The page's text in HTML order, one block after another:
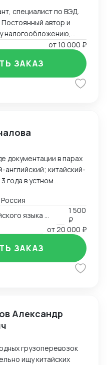
специалист по ВЭД.
автор и
налогообложению,
правовых
в РФ и
представление
органах,
от10 000 ₽
ЗАКАЗ
документации в парах
английский; китайский-
1 500
₽
от20 000 ₽
ЗАКАЗ
Александр
грузоперевозок
ищу китайских